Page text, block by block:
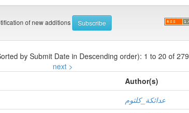
of new additions
by Submit Date in Descending order): 1 to 20 of 279
next >
Author(s)
عدائكة_كلثوم